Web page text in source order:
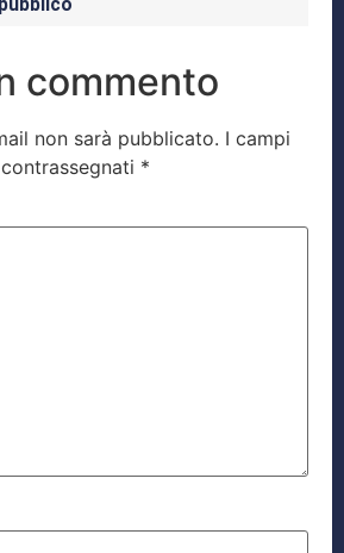
commento
non sarà pubblicato. I campi
*